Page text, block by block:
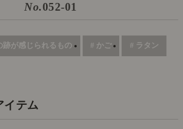
No.052-01
跡が感じられるもの # かご # ラタン
イテム